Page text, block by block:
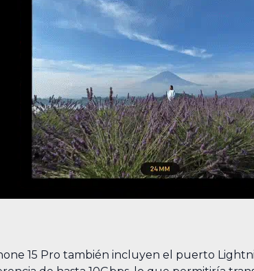
15 Pro también incluyen el puerto